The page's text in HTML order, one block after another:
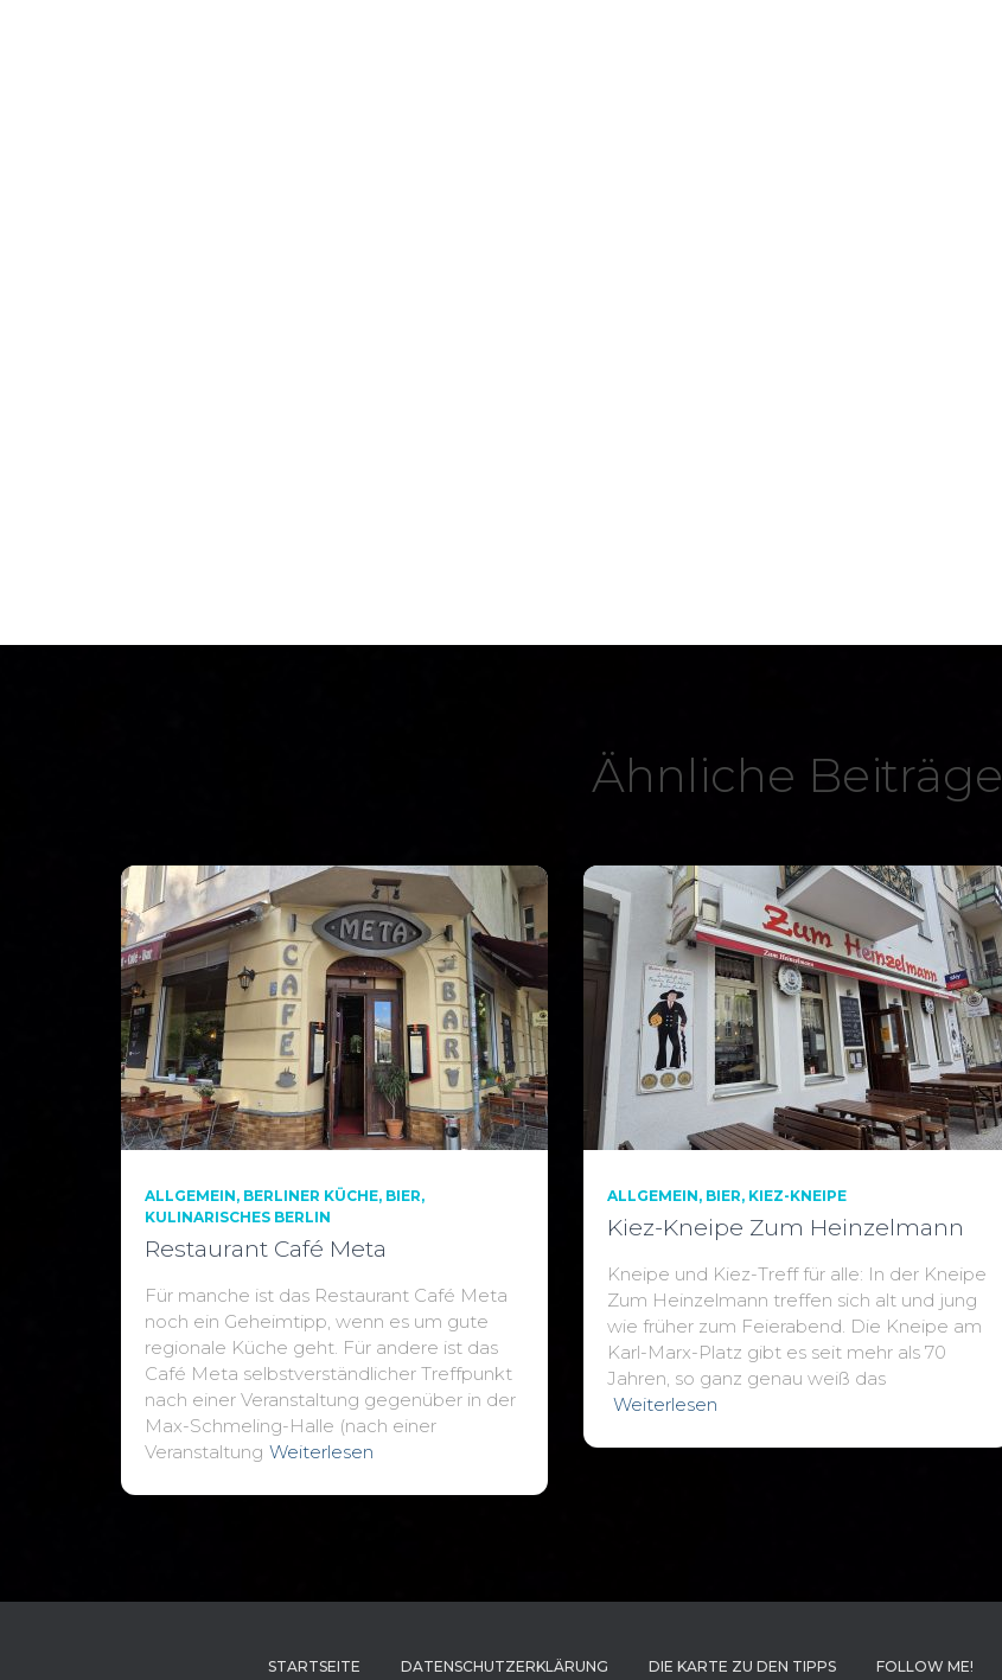
Ähnliche Beiträge
ALLGEMEIN BERLINER KÜCHE BIER
KULINARISCHES BERLIN
Restaurant Café Meta
Für manche ist das Restaurant Café Meta
noch ein Geheimtipp, wenn es um gute
regionale Küche geht. Für andere ist das
Café Meta selbstverständlicher Treffpunkt
nach einer Veranstaltung gegenüber in der
Max-Schmeling-Halle (nach einer
Veranstaltung Weiterlesen
ALLGEMEIN BIER KIEZ-KNEIPE
Kiez-Kneipe Zum Heinzelmann
Kneipe und Kiez-Treff für alle: In der Kneipe
Zum Heinzelmann treffen sich alt und jung
wie früher zum Feierabend. Die Kneipe am
Karl-Marx-Platz gibt es seit mehr als 70
Jahren, so ganz genau weiß das
Weiterlesen
STARTSEITE DATENSCHUTZERKLÄRUNG DIE KARTE ZU DEN TIPPS FOLLOW ME!